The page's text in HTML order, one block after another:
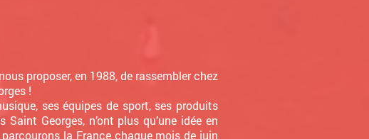
proposer, en 1988, de rassembler chez
!
ses équipes de sport, ses produits
Georges, n’ont plus qu’une idée en
la France chaque mois de juin